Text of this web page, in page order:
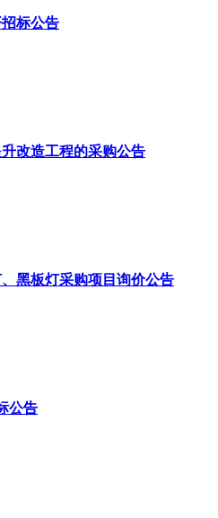
标公告
改造工程的采购公告
黑板灯采购项目询价公告
公告